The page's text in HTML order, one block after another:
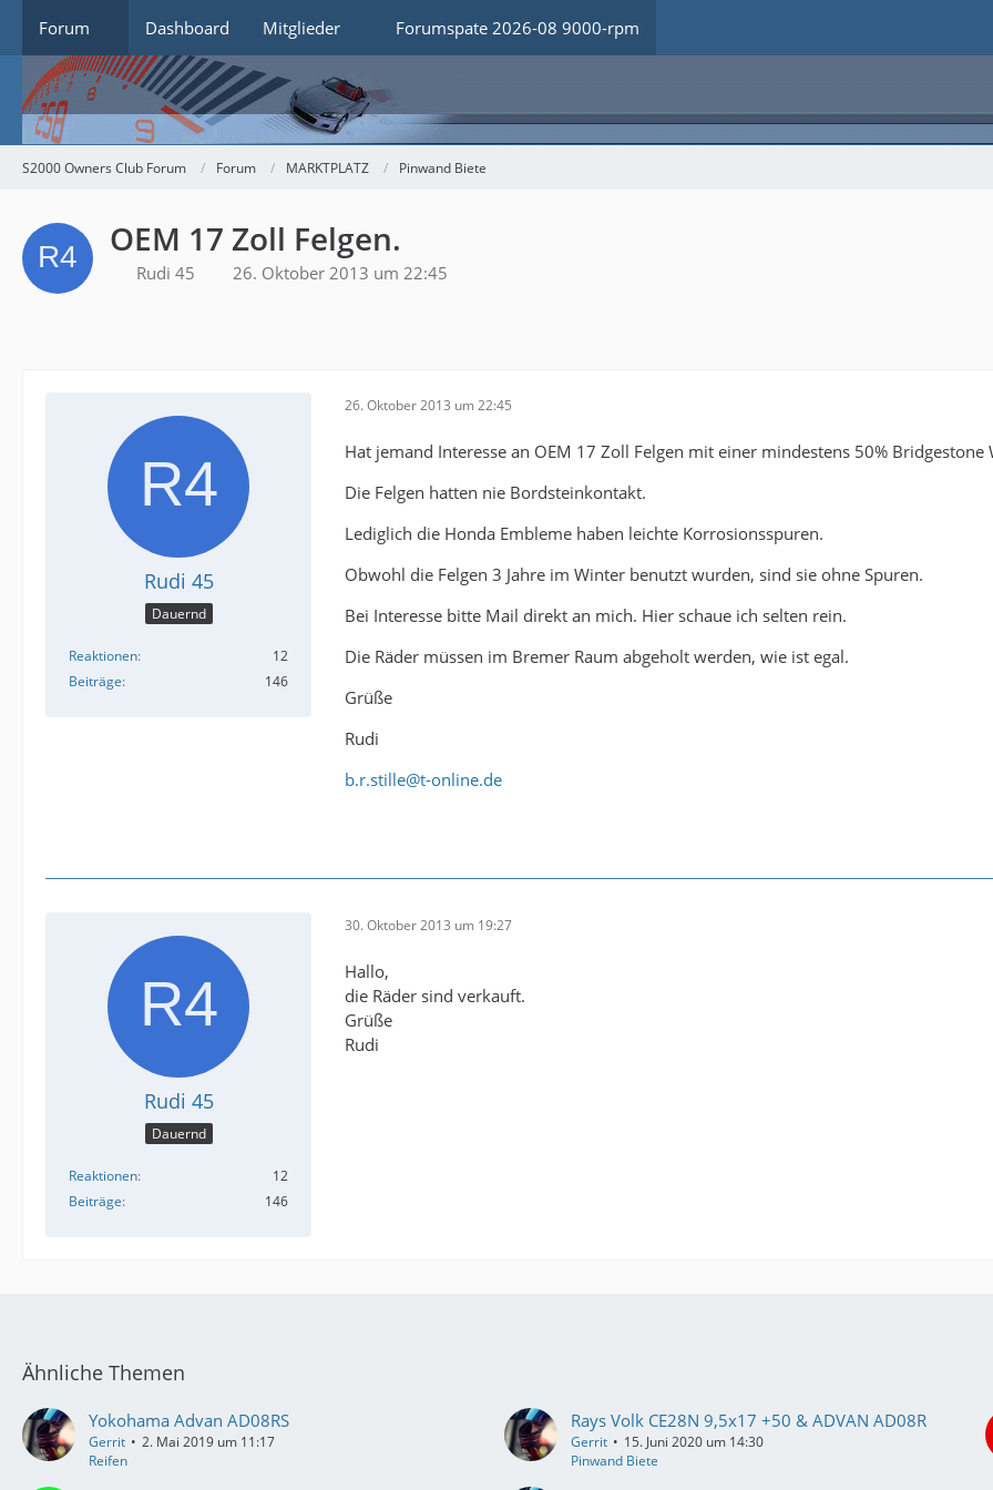
Forum Dashboard Mitglieder Forumspate 2026-08 9000-rpm
S2000 Owners Club Forum Forum MARKTPLATZ Pinwand Biete
OEM 17 Zoll Felgen.
Rudi 45 26. Oktober 2013 um 22:45
Rudi 45
Dauernd
Reaktionen
12
Beiträge
146
26. Oktober 2013 um 22:45
Hat jemand Interesse an OEM 17 Zoll Felgen mit einer mindestens 50% Bridgestone
Die Felgen hatten nie Bordsteinkontakt.
Lediglich die Honda Embleme haben leichte Korrosionsspuren.
Obwohl die Felgen 3 Jahre im Winter benutzt wurden, sind sie ohne Spuren.
Bei Interesse bitte Mail direkt an mich. Hier schaue ich selten rein.
Die Räder müssen im Bremer Raum abgeholt werden, wie ist egal.
Grüße
Rudi
b.r.stille@t-online.de
Rudi 45
Dauernd
Reaktionen
12
Beiträge
146
30. Oktober 2013 um 19:27
Hallo,
die Räder sind verkauft.
Grüße
Rudi
Ähnliche Themen
Yokohama Advan AD08RS
Gerrit
2. Mai 2019 um 11:17
Reifen
Rays Volk CE28N 9,5x17 +50 & ADVAN AD08R
Gerrit
15. Juni 2020 um 14:30
Pinwand Biete